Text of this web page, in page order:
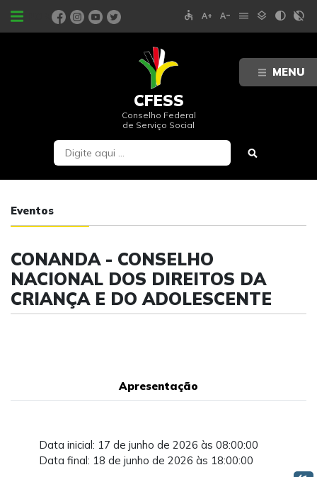
MENU
PORTAIS accessible text_increase text_decrease menu layers contrast contrast_rtl_off
CFESS
Conselho Federal
de Serviço Social
Eventos
CONANDA - CONSELHO
NACIONAL DOS DIREITOS DA
CRIANÇA E DO ADOLESCENTE
Apresentação
Data inicial: 17 de junho de 2026 às 08:00:00
Data final: 18 de junho de 2026 às 18:00:00